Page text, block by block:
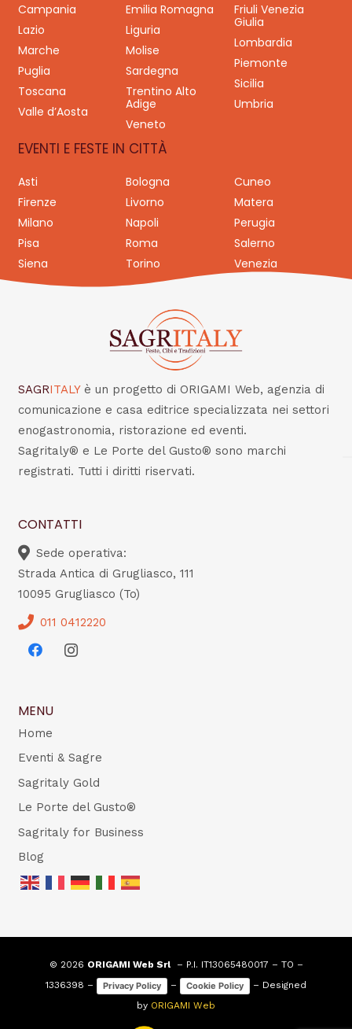
Campania
Emilia Romagna
Friuli Venezia
Giulia
Lazio
Liguria
Lombardia
Marche
Molise
Piemonte
Puglia
Sardegna
Sicilia
Toscana
Trentino Alto
Adige
Umbria
Valle d’Aosta
Veneto
EVENTI E FESTE IN CITTÀ
Asti Bologna
Cuneo
Firenze
Livorno
Matera
Milano
Napoli
Perugia
Pisa
Roma
Salerno
Siena
Torino Venezia
SAGRITALY è un progetto di ORIGAMI Web, agenzia di
comunicazione e casa editrice specializzata nei settori
enogastronomia, ristorazione ed eventi.
Sagritaly® e Le Porte del Gusto® sono marchi
registrati. Tutti i diritti riservati.
CONTATTI
Sede operativa:
Strada Antica di Grugliasco, 111
10095 Grugliasco (To)
011 0412220
MENU
Home
Eventi & Sagre
Sagritaly Gold
Le Porte del Gusto®
Sagritaly for Business
Blog
© 2026 ORIGAMI Web Srl– P.I. IT13065480017 – TO –
1336398 –
Privacy Policy – Cookie Policy
– Designed
by ORIGAMI Web